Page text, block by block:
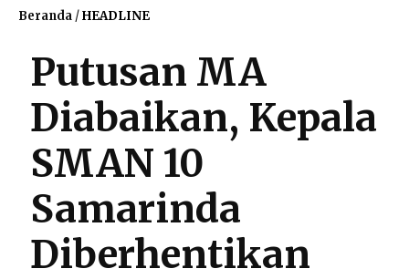
Beranda /HEADLINE
Putusan MA
Diabaikan, Kepala
SMAN 10
Samarinda
Diberhentikan